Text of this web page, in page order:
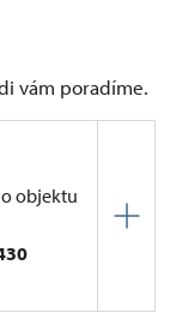
vám poradíme.
objektu